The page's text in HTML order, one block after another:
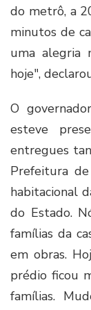
do metrô, a
minutos de
uma alegria
hoje",
O
esteve
entregues
Prefeitura
habitacional
do Estado.
famílias da
em obras.
prédio ficou
famílias.